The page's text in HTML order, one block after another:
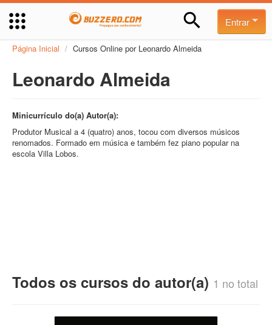
Entrar
Página Inicial / Cursos Online por Leonardo Almeida
Leonardo Almeida
Minicurrículo do(a) Autor(a):
Produtor Musical a 4 (quatro) anos, tocou com diversos músicos
renomados. Formado em música e também fez piano popular na
escola Villa Lobos.
Todos os cursos do autor(a) 1 no total